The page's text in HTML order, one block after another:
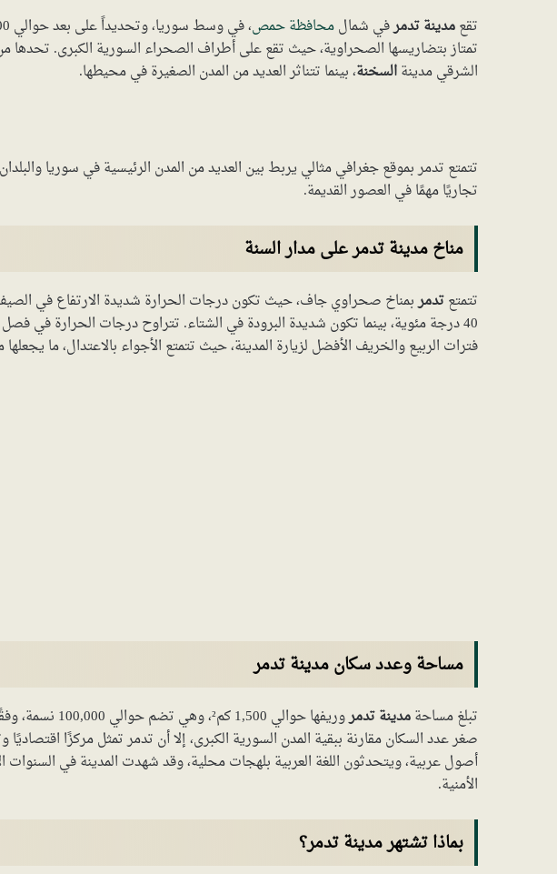
تقعمدينة تدمرفي شمالمحافظة حمص
تمتاز بتضاريسها الصحراوية، حيث تقع على أطراف الصحراء السورية الكبرى. تحدها
الشرقي مدينةالسخنة، بينما تتناثر العديد من المدن الصغيرة في محيطها.
تتمتع تدمر بموقع جغرافي مثالي يربط بين العديد من المدن الرئيسية في سوريا
تجاريًا مهمًا في العصور القديمة.
مناخ مدينة تدمر على مدار السنة
تتمتعتدمربمناخ صحراوي جاف، حيث تكون درجات الحرارة شديدة الارتفاع في
فترات الربيع والخريف الأفضل لزيارة المدينة، حيث تتمتع الأجواء بالاعتدال، ما
مساحة وعدد سكان مدينة تدمر
تبلغ مساحةمدينة تدمر
وريفها حوالي
صغر عدد السكان مقارنة ببقية المدن السورية الكبرى، إلا أن تدمر تمثل مركزًا
أصول عربية، ويتحدثون اللغة العربية بلهجات محلية، وقد شهدت المدينة في السنوات
الأمنية.
بماذا تشتهر مدينة تدمر؟